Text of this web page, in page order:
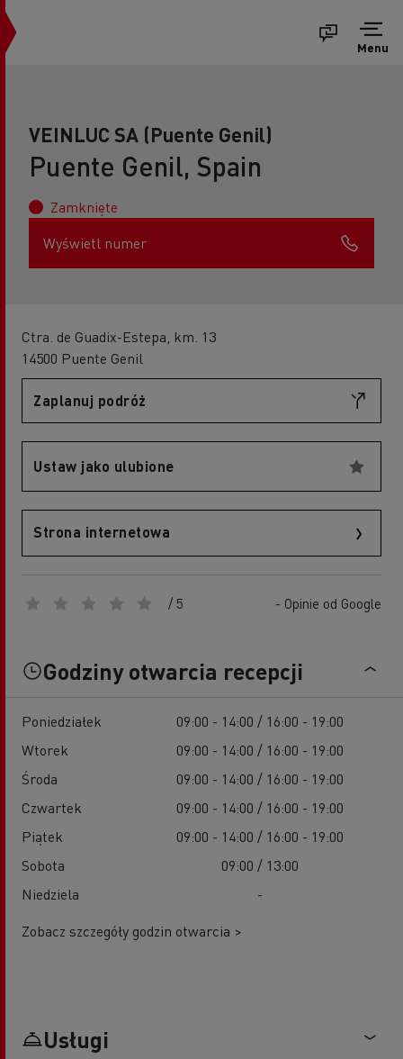
Menu
VEINLUC SA (Puente Genil)
Puente Genil, Spain
Zamknięte
Wyświetl numer
Ctra. de Guadix-Estepa, km. 13
14500 Puente Genil
Zaplanuj podróż
Ustaw jako ulubione
Strona internetowa
/ 5 - Opinie od Google
Godziny otwarcia recepcji
Poniedziałek
09:00 - 14:00 / 16:00 - 19:00
Wtorek
09:00 - 14:00 / 16:00 - 19:00
Środa
09:00 - 14:00 / 16:00 - 19:00
Czwartek
09:00 - 14:00 / 16:00 - 19:00
Piątek
09:00 - 14:00 / 16:00 - 19:00
Sobota
09:00 / 13:00
Niedziela
-
Zobacz szczegóły godzin otwarcia >
Usługi